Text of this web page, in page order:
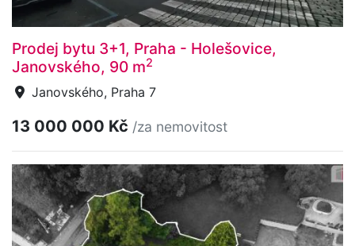
Prodej bytu 3+1, Praha - Holešovice,
Janovského, 90 m2
Janovského, Praha 7
13 000 000 Kč /za nemovitost